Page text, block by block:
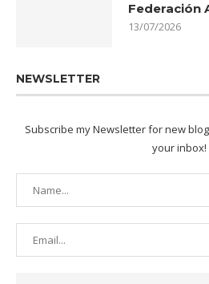
Federación
13/07/2026
NEWSLETTER
Subscribe my Newsletter for new
your inbox!